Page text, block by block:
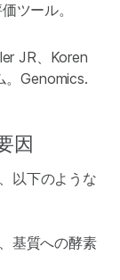
ツール。
JR、Koren
。Genomics.
因
以下のような
基質への酵素